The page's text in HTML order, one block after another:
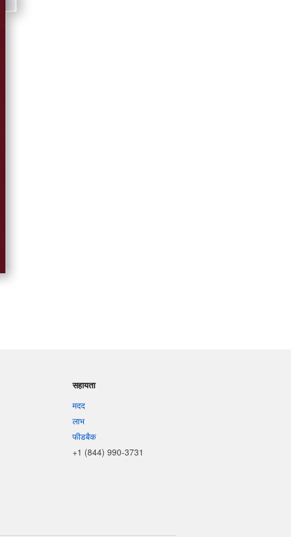
सहायता
मदद
लाभ
फीडबैक
+1 (844) 990-3731